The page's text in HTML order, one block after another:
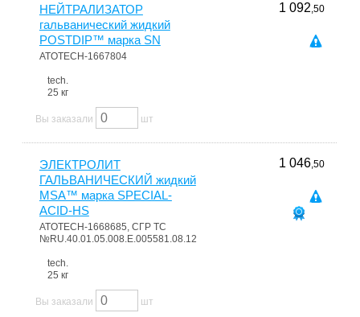
НЕЙТРАЛИЗАТОР
гальванический жидкий
POSTDIP™ марка SN
ATOTECH-1667804
tech.
25 кг
1 092,50
Вы заказали шт
ЭЛЕКТРОЛИТ
ГАЛЬВАНИЧЕСКИЙ жидкий
MSA™ марка SPECIAL-
ACID-HS
ATOTECH-1668685, СГР ТС
№RU.40.01.05.008.E.005581.08.12
tech.
25 кг
1 046,50
Вы заказали шт